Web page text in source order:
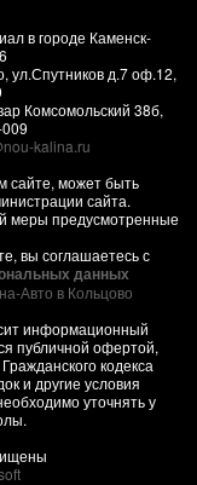
в городе Каменск-
, ул.Спутников д.7 оф.12,
Комсомольский 38б,
kalina.ru
сайте, может быть
сайта.
меры предусмотренные
вы соглашаетесь с
данных
Авто в Кольцово
информационный
публичной офертой,
кодекса
и другие условия
уточнять у